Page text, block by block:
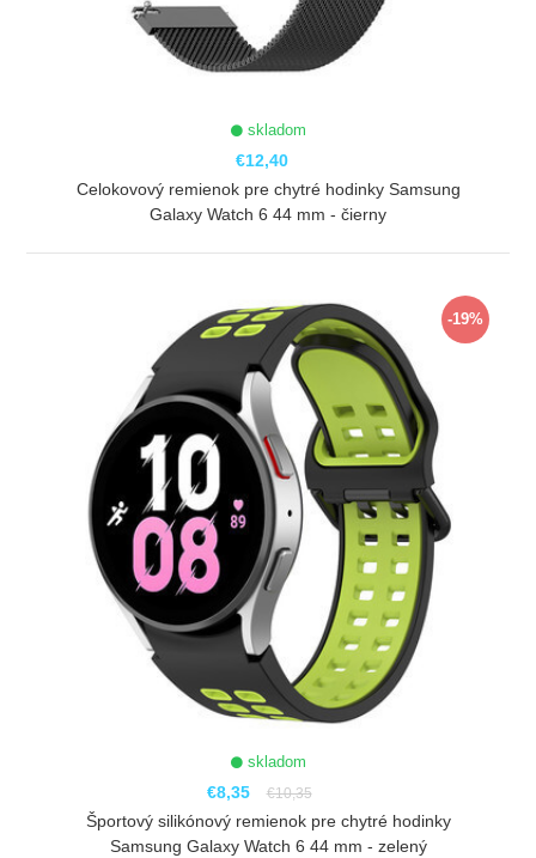
skladom
€12,40
Celokovový remienok pre chytré hodinky Samsung
Galaxy Watch 6 44 mm - čierny
-19%
skladom
€8,35 €10,35
Športový silikónový remienok pre chytré hodinky
Samsung Galaxy Watch 6 44 mm - zelený